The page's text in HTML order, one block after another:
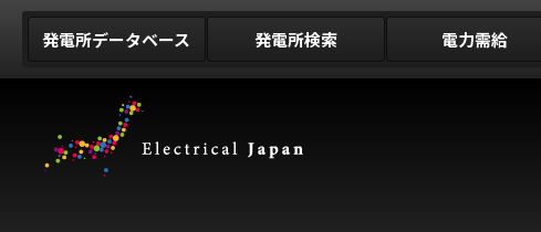
発電所データベース 発電所検索 電力需給